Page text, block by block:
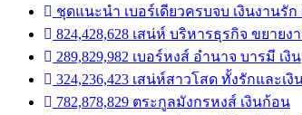
ชุดแนะนำ เบอร์เดียวครบจบ เงินงานรัก
824,428,628 เสน่ห์ บริหารธุรกิจ ขยายง
289,829,982 เบอร์หงส์ อำนาจ บารมี เงิน
324,236,423 เสน่ห์สาวโสด ทั้งรักและเงิ
782,878,829 ตระกูลมังกรหงส์ เงินก้อน